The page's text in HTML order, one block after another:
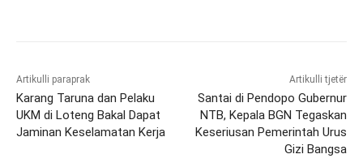
Artikulli paraprak
Karang Taruna dan Pelaku
UKM di Loteng Bakal Dapat
Jaminan Keselamatan Kerja
Artikulli tjetër
Santai di Pendopo Gubernur
NTB, Kepala BGN Tegaskan
Keseriusan Pemerintah Urus
Gizi Bangsa